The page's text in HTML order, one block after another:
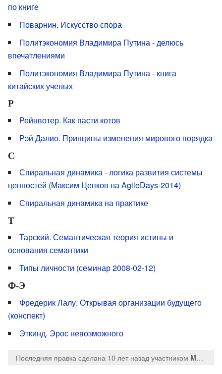
по книге
Поварнин. Искусство спора
Политэкономия Владимира Путина - делюсь
впечатлениями
Политэкономия Владимира Путина - книга
китайских ученых
Р
Рейнвотер. Как пасти котов
Рэй Далио. Принципы изменения мирового порядка
С
Спиральная динамика - логика развития системы
ценностей (Максим Цепков на AgileDays-2014)
Спиральная динамика на практике
Т
Тарский. Семантическая теория истины и
основания семантики
Типы личности (семинар 2008-02-12)
Ф-Э
Фредерик Лалу. Открывая организации будущего
(конспект)
Эткинд. Эрос невозможного
Последняя правка сделана 10 лет назадучастником MaksTsepkov